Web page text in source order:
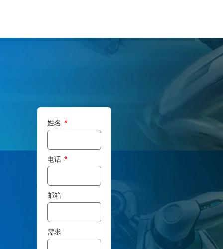
准
备
好
让
机
姓名
电话
邮箱
需求